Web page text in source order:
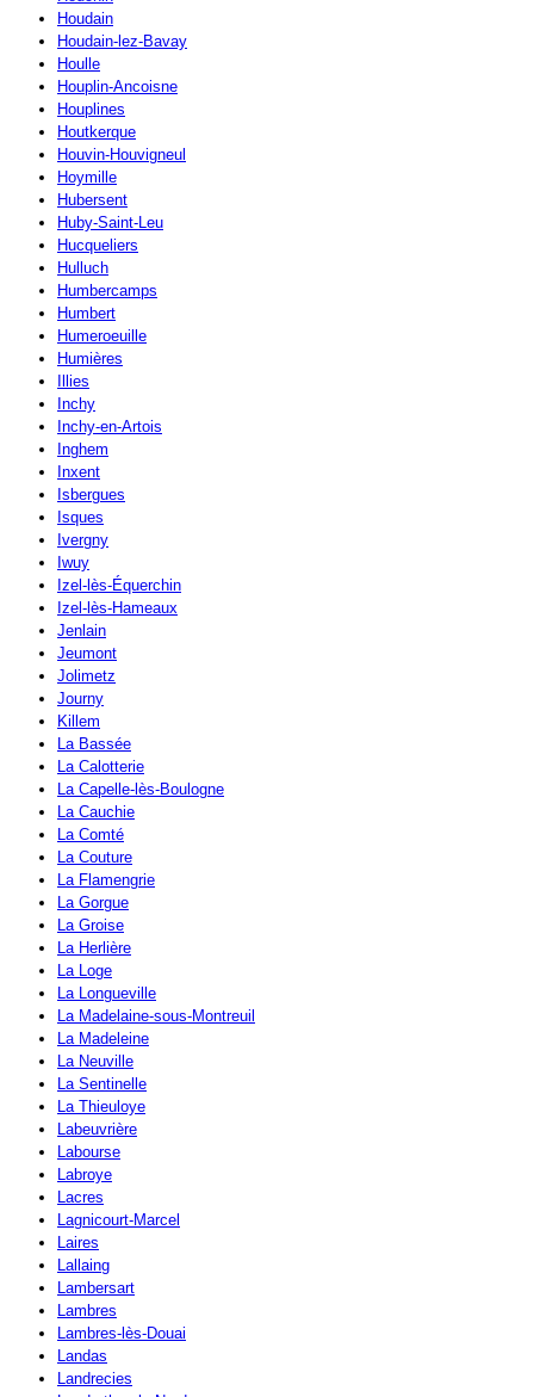
Houdain
Houdain-lez-Bavay
Houlle
Houplin-Ancoisne
Houplines
Houtkerque
Houvin-Houvigneul
Hoymille
Hubersent
Huby-Saint-Leu
Hucqueliers
Hulluch
Humbercamps
Humbert
Humeroeuille
Humières
Illies
Inchy
Inchy-en-Artois
Inghem
Inxent
Isbergues
Isques
Ivergny
Iwuy
Izel-lès-Équerchin
Izel-lès-Hameaux
Jenlain
Jeumont
Jolimetz
Journy
Killem
La Bassée
La Calotterie
La Capelle-lès-Boulogne
La Cauchie
La Comté
La Couture
La Flamengrie
La Gorgue
La Groise
La Herlière
La Loge
La Longueville
La Madelaine-sous-Montreuil
La Madeleine
La Neuville
La Sentinelle
La Thieuloye
Labeuvrière
Labourse
Labroye
Lacres
Lagnicourt-Marcel
Laires
Lallaing
Lambersart
Lambres
Lambres-lès-Douai
Landas
Landrecies